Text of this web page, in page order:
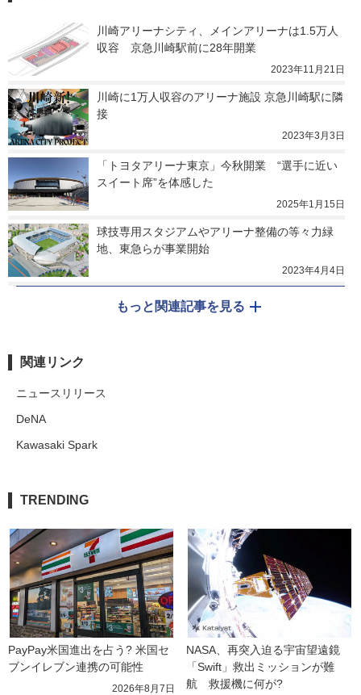
川崎アリーナシティ、メインアリーナは1.5万人
収容　京急川崎駅前に28年開業
2023年11月21日
川崎に1万人収容のアリーナ施設 京急川崎駅に隣
接
2023年3月3日
「トヨタアリーナ東京」今秋開業　“選手に近い
スイート席”を体感した
2025年1月15日
球技専用スタジアムやアリーナ整備の等々力緑
地、東急らが事業開始
2023年4月4日
もっと関連記事を見る
関連リンク
ニュースリリース
DeNA
Kawasaki Spark
TRENDING
PayPay米国進出を占う? 米国セ
ブンイレブン連携の可能性
2026年8月7日
NASA、再突入迫る宇宙望遠鏡
「Swift」救出ミッションが難
航　救援機に何が?